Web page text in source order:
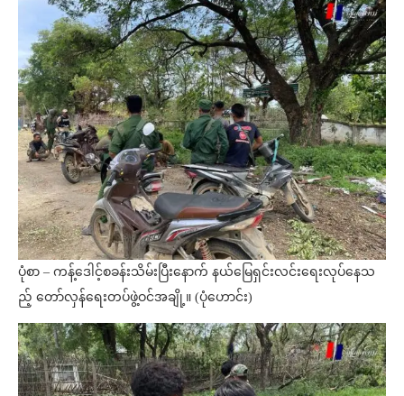
ပုံစာ – ကန့်ဒေါင့်စခန်းသိမ်းပြီးနောက် နယ်မြေရှင်းလင်းရေးလုပ်နေသ
ည့် တော်လှန်ရေးတပ်ဖွဲ့ဝင်အချို့။ (ပုံဟောင်း)